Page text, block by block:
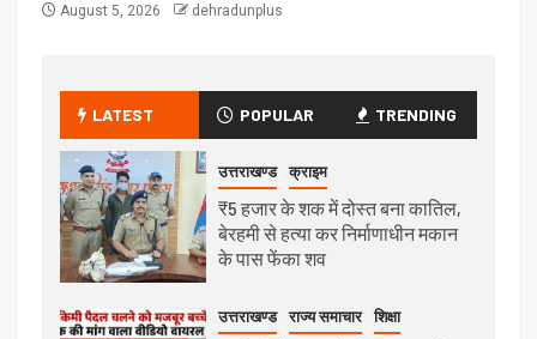
August 5, 2026 dehradunplus
LATEST POPULAR TRENDING
उत्तराखण्ड क्राइम
₹5 हजार के शक में दोस्त बना कातिल,
बेरहमी से हत्या कर निर्माणाधीन मकान
के पास फेंका शव
उत्तराखण्ड राज्य समाचार शिक्षा